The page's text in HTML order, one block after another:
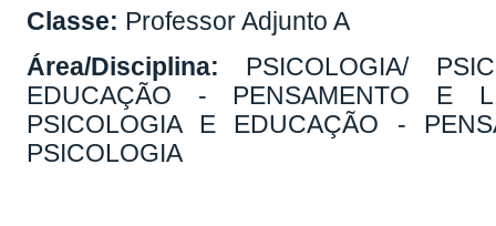
Classe: Professor Adjunto A
Área/Disciplina: PSICOLOGIA/
EDUCAÇÃO - PENSAMENTO E
PSICOLOGIA E EDUCAÇÃO -
PSICOLOGIA